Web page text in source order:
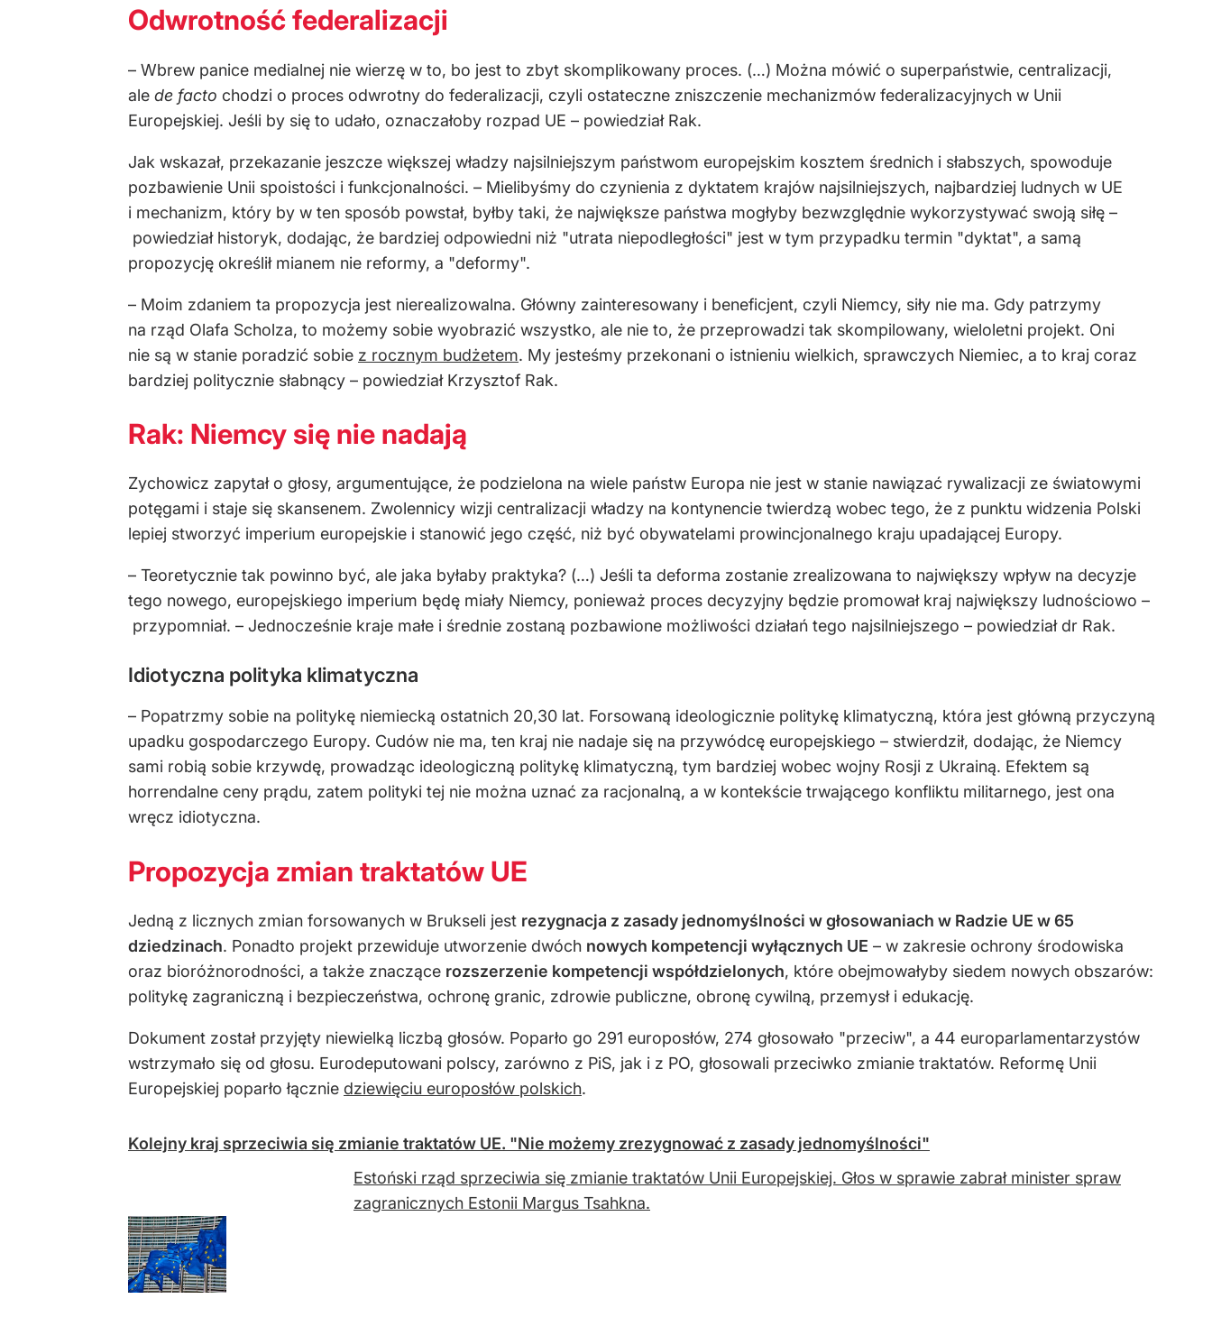
Odwrotność federalizacji
– Wbrew panice medialnej nie wierzę w to, bo jest to zbyt skomplikowany proces. (…) Można mówić o superpaństwie, centralizacji,
ale de facto chodzi o proces odwrotny do federalizacji, czyli ostateczne zniszczenie mechanizmów federalizacyjnych w Unii
Europejskiej. Jeśli by się to udało, oznaczałoby rozpad UE – powiedział Rak.
Jak wskazał, przekazanie jeszcze większej władzy najsilniejszym państwom europejskim kosztem średnich i słabszych, spowoduje
pozbawienie Unii spoistości i funkcjonalności. – Mielibyśmy do czynienia z dyktatem krajów najsilniejszych, najbardziej ludnych w UE
i mechanizm, który by w ten sposób powstał, byłby taki, że największe państwa mogłyby bezwzględnie wykorzystywać swoją siłę –
powiedział historyk, dodając, że bardziej odpowiedni niż "utrata niepodległości" jest w tym przypadku termin "dyktat", a samą
propozycję określił mianem nie reformy, a "deformy".
– Moim zdaniem ta propozycja jest nierealizowalna. Główny zainteresowany i beneficjent, czyli Niemcy, siły nie ma. Gdy patrzymy
na rząd Olafa Scholza, to możemy sobie wyobrazić wszystko, ale nie to, że przeprowadzi tak skompilowany, wieloletni projekt. Oni
nie są w stanie poradzić sobie z rocznym budżetem. My jesteśmy przekonani o istnieniu wielkich, sprawczych Niemiec, a to kraj coraz
bardziej politycznie słabnący – powiedział Krzysztof Rak.
Rak: Niemcy się nie nadają
Zychowicz zapytał o głosy, argumentujące, że podzielona na wiele państw Europa nie jest w stanie nawiązać rywalizacji ze światowymi
potęgami i staje się skansenem. Zwolennicy wizji centralizacji władzy na kontynencie twierdzą wobec tego, że z punktu widzenia Polski
lepiej stworzyć imperium europejskie i stanowić jego część, niż być obywatelami prowincjonalnego kraju upadającej Europy.
– Teoretycznie tak powinno być, ale jaka byłaby praktyka? (…) Jeśli ta deforma zostanie zrealizowana to największy wpływ na decyzje
tego nowego, europejskiego imperium będę miały Niemcy, ponieważ proces decyzyjny będzie promował kraj największy ludnościowo –
przypomniał. – Jednocześnie kraje małe i średnie zostaną pozbawione możliwości działań tego najsilniejszego – powiedział dr Rak.
Idiotyczna polityka klimatyczna
– Popatrzmy sobie na politykę niemiecką ostatnich 20,30 lat. Forsowaną ideologicznie politykę klimatyczną, która jest główną przyczyną
upadku gospodarczego Europy. Cudów nie ma, ten kraj nie nadaje się na przywódcę europejskiego – stwierdził, dodając, że Niemcy
sami robią sobie krzywdę, prowadząc ideologiczną politykę klimatyczną, tym bardziej wobec wojny Rosji z Ukrainą. Efektem są
horrendalne ceny prądu, zatem polityki tej nie można uznać za racjonalną, a w kontekście trwającego konfliktu militarnego, jest ona
wręcz idiotyczna.
Propozycja zmian traktatów UE
Jedną z licznych zmian forsowanych w Brukseli jest rezygnacja z zasady jednomyślności w głosowaniach w Radzie UE w 65
dziedzinach. Ponadto projekt przewiduje utworzenie dwóch nowych kompetencji wyłącznych UE – w zakresie ochrony środowiska
oraz bioróżnorodności, a także znaczące rozszerzenie kompetencji współdzielonych, które obejmowałyby siedem nowych obszarów:
politykę zagraniczną i bezpieczeństwa, ochronę granic, zdrowie publiczne, obronę cywilną, przemysł i edukację.
Dokument został przyjęty niewielką liczbą głosów. Poparło go 291 europosłów, 274 głosowało "przeciw", a 44 europarlamentarzystów
wstrzymało się od głosu. Eurodeputowani polscy, zarówno z PiS, jak i z PO, głosowali przeciwko zmianie traktatów. Reformę Unii
Europejskiej poparło łącznie dziewięciu europosłów polskich.
Kolejny kraj sprzeciwia się zmianie traktatów UE. "Nie możemy zrezygnować z zasady jednomyślności"
Estoński rząd sprzeciwia się zmianie traktatów Unii Europejskiej. Głos w sprawie zabrał minister spraw
zagranicznych Estonii Margus Tsahkna.